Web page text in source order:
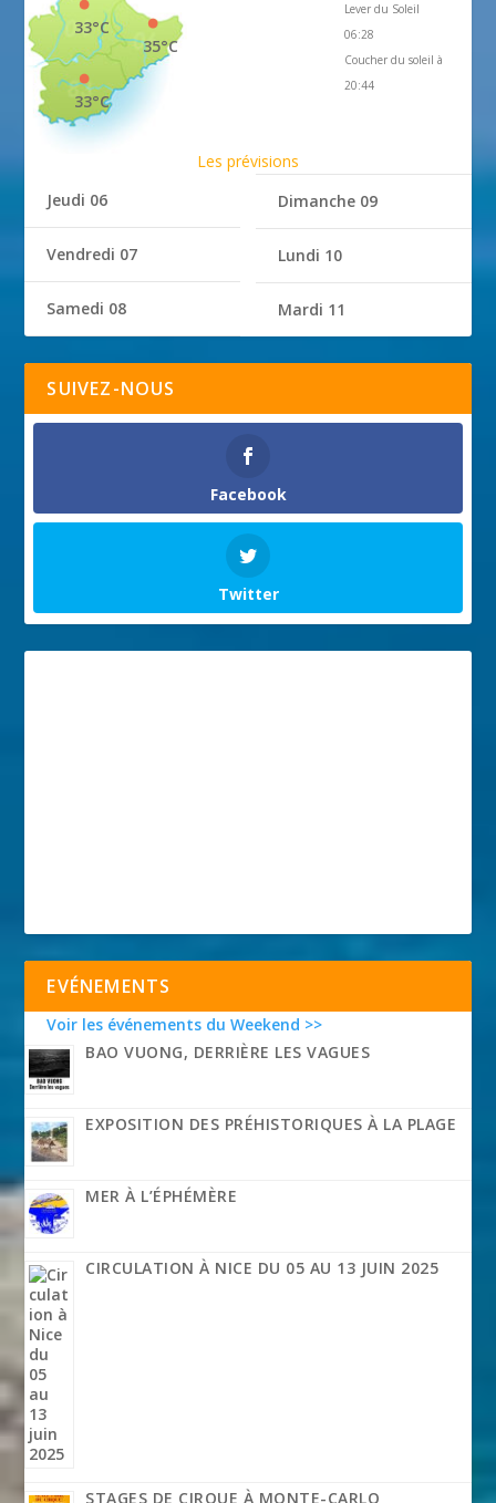
35°C
33°C
33°C
Lever du Soleil
06:28
Coucher du soleil à
20:44
Les prévisions
Jeudi 06
Vendredi 07
Samedi 08
Dimanche 09
Lundi 10
Mardi 11
SUIVEZ-NOUS
Facebook
Twitter
EVÉNEMENTS
Voir les événements du Weekend >>
BAO VUONG, DERRIÈRE LES VAGUES
EXPOSITION DES PRÉHISTORIQUES À LA PLAGE
MER À L’ÉPHÉMÈRE
CIRCULATION À NICE DU 05 AU 13 JUIN 2025
STAGES DE CIRQUE À MONTE-CARLO